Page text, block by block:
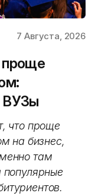
7 Августа, 2026
проще
ВУЗы
что проще
на бизнес,
там